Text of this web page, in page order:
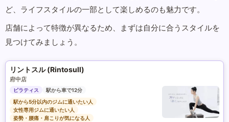
ど、ライフスタイルの一部として楽しめるのも魅力です。
店舗によって特徴が異なるため、まずは自分に合うスタイルを
見つけてみましょう。
リントスル (Rintosull)
府中店
ピラティス
駅から車で12分
駅から5分以内のジムに通いたい人
女性専用ジムに通いたい人
姿勢・腰痛・肩こりが気になる人